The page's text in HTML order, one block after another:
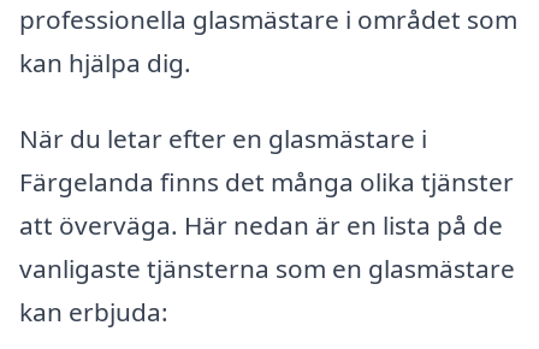
professionella glasmästare i området som
kan hjälpa dig.
När du letar efter en glasmästare i
Färgelanda finns det många olika tjänster
att överväga. Här nedan är en lista på de
vanligaste tjänsterna som en glasmästare
kan erbjuda: